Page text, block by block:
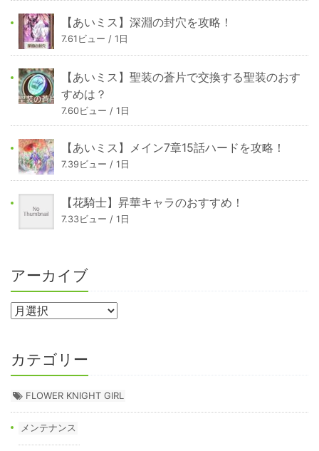
【あいミス】深淵の封穴を攻略！
7.61ビュー / 1日
【あいミス】聖装の蒼片で交換する聖装のおす
すめは？
7.60ビュー / 1日
【あいミス】メイン7章15話ハードを攻略！
7.39ビュー / 1日
【花騎士】昇華キャラのおすすめ！
7.33ビュー / 1日
アーカイブ
カテゴリー
FLOWER KNIGHT GIRL
メンテナンス